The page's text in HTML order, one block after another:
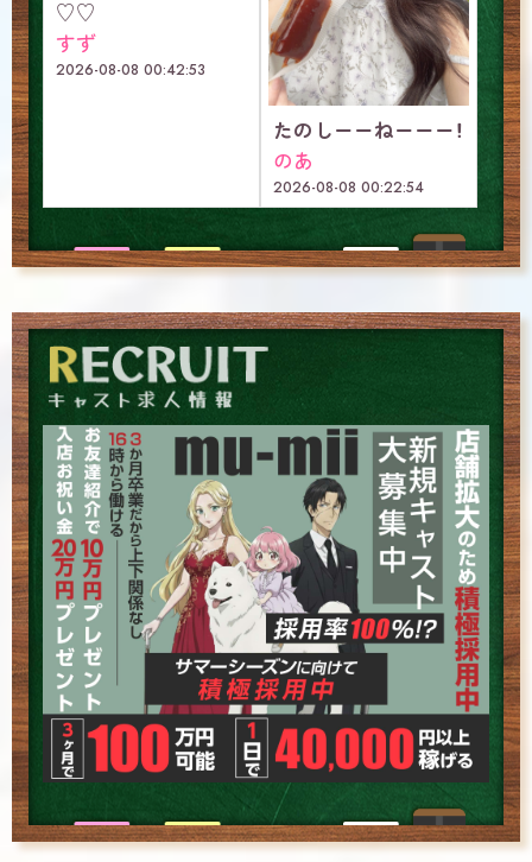
♡♡
すず
2026-08-08 00:42:53
たのしーーねーーー！
のあ
2026-08-08 00:22:54